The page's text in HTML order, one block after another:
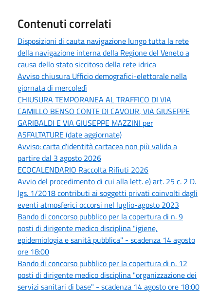
Contenuti correlati
Disposizioni di cauta navigazione lungo tutta la rete
della navigazione interna della Regione del Veneto a
causa dello stato siccitoso della rete idrica
Avviso chiusura Ufficio demografici-elettorale nella
giornata di mercoledì
CHIUSURA TEMPORANEA AL TRAFFICO DI VIA
CAMILLO BENSO CONTE DI CAVOUR, VIA GIUSEPPE
GARIBALDI E VIA GIUSEPPE MAZZINI per
ASFALTATURE (date aggiornate)
Avviso: carta d'identità cartacea non più valida a
partire dal 3 agosto 2026
ECOCALENDARIO Raccolta Rifiuti 2026
Avvio del procedimento di cui alla lett. e) art. 25 c. 2 D.
lgs. 1/2018 contributi ai soggetti privati coinvolti dagli
eventi atmosferici occorsi nel luglio-agosto 2023
Bando di concorso pubblico per la copertura di n. 9
posti di dirigente medico disciplina "igiene,
epidemiologia e sanità pubblica" - scadenza 14 agosto
ore 18:00
Bando di concorso pubblico per la copertura di n. 12
posti di dirigente medico disciplina "organizzazione dei
servizi sanitari di base" - scadenza 14 agosto ore 18:00